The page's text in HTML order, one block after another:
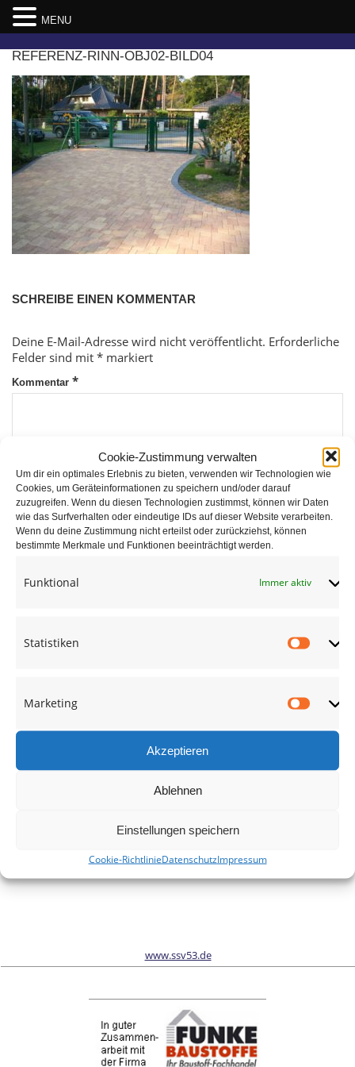
Cookie-Zustimmung verwalten
Um dir ein optimales Erlebnis zu bieten, verwenden wir Technologien wie
Cookies, um Geräteinformationen zu speichern und/oder darauf
zuzugreifen. Wenn du diesen Technologien zustimmst, können wir Daten
wie das Surfverhalten oder eindeutige IDs auf dieser Website verarbeiten.
Wenn du deine Zustimmung nicht erteilst oder zurückziehst, können
bestimmte Merkmale und Funktionen beeinträchtigt werden.
Funktional Immer aktiv
Statistiken
Marketing
Akzeptieren
Ablehnen
Einstellungen speichern
Cookie-RichtlinieDatenschutzImpressum
content
REFERENZ-RINN-OBJ02-BILD04
SCHREIBE EINEN KOMMENTAR
Deine E-Mail-Adresse wird nicht veröffentlicht. Erforderliche
Felder sind mit * markiert
Kommentar *
Name *
*
Website
diesem Browser für die nächste Kommentierung speichern.
Wir sind Sponsor vom Schönwalder Sportverein SSV53
www.ssv53.de
MENU